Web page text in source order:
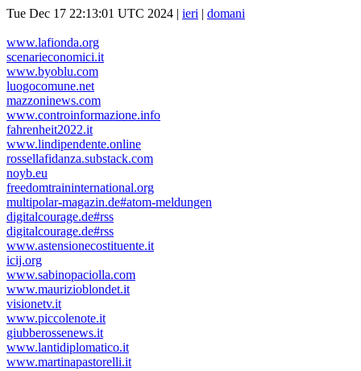
Tue Dec 17 22:13:01 UTC 2024 | ieri | domani
www.lafionda.org
scenarieconomici.it
www.byoblu.com
luogocomune.net
mazzoninews.com
www.controinformazione.info
fahrenheit2022.it
www.lindipendente.online
rossellafidanza.substack.com
noyb.eu
freedomtraininternational.org
multipolar-magazin.de#atom-meldungen
digitalcourage.de#rss
digitalcourage.de#rss
www.astensionecostituente.it
icij.org
www.sabinopaciolla.com
www.maurizioblondet.it
visionetv.it
www.piccolenote.it
giubberossenews.it
www.lantidiplomatico.it
www.martinapastorelli.it